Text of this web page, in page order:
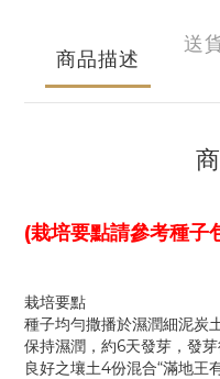
商品描述
送
(栽培要點請參考種子
栽培要點
種子均勻撒播於濕潤細泥炭
保持濕潤，約6天發芽，發
良好之壤土4份混合“滿地王